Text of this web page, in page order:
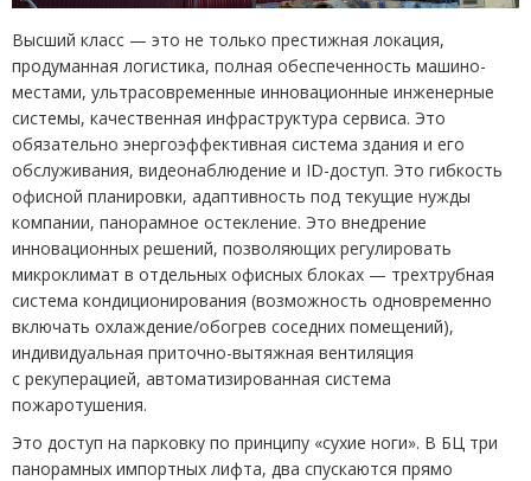
Высший класс — это не только престижная локация,
продуманная логистика, полная обеспеченность машино-
местами, ультрасовременные инновационные инженерные
системы, качественная инфраструктура сервиса. Это
обязательно энергоэффективная система здания и его
обслуживания, видеонаблюдение и ID-доступ. Это гибкость
офисной планировки, адаптивность под текущие нужды
компании, панорамное остекление. Это внедрение
инновационных решений, позволяющих регулировать
микроклимат в отдельных офисных блоках — трехтрубная
система кондиционирования (возможность одновременно
включать охлаждение/обогрев соседних помещений),
индивидуальная приточно-вытяжная вентиляция
с рекуперацией, автоматизированная система
пожаротушения.
Это доступ на парковку по принципу «сухие ноги». В БЦ три
панорамных импортных лифта, два спускаются прямо